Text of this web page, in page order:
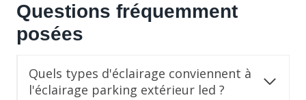
Questions fréquemment
posées
Quels types d'éclairage conviennent à
l'éclairage parking extérieur led ?